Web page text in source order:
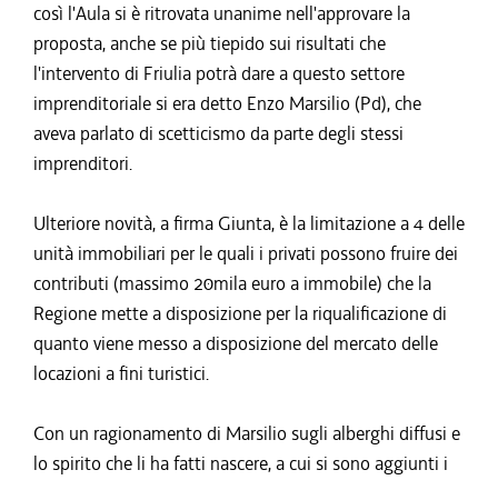
così l'Aula si è ritrovata unanime nell'approvare la
proposta, anche se più tiepido sui risultati che
l'intervento di Friulia potrà dare a questo settore
imprenditoriale si era detto Enzo Marsilio (Pd), che
aveva parlato di scetticismo da parte degli stessi
imprenditori.
Ulteriore novità, a firma Giunta, è la limitazione a 4 delle
unità immobiliari per le quali i privati possono fruire dei
contributi (massimo 20mila euro a immobile) che la
Regione mette a disposizione per la riqualificazione di
quanto viene messo a disposizione del mercato delle
locazioni a fini turistici.
Con un ragionamento di Marsilio sugli alberghi diffusi e
lo spirito che li ha fatti nascere, a cui si sono aggiunti i